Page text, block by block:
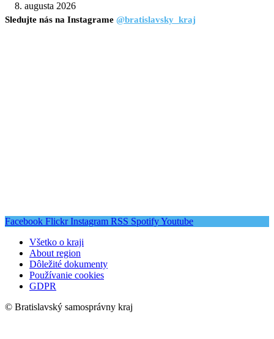
8. augusta 2026
Sledujte nás na Instagrame @bratislavsky_kraj
Facebook Flickr Instagram RSS SpotifyYoutube
Všetko o kraji
About region
Dôležité dokumenty
Používanie cookies
GDPR
© Bratislavský samosprávny kraj